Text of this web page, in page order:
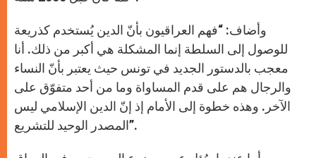
وأضاف: “فهم العراقيون بأنّ الدين يُستخدم كذريعة
للوصول إلى السلطة إنما المشكلة هي أكبر من ذلك. أنا
معجب بالدستور الجديد في تونس حيث يعتبر بأنّ النساء
والرجال هم على قدم المساواة وما من أحد متفوّق على
الآخر. وهذه خطوة إلى الأمام إذ إنّ الدين الإسلامي ليس
المصدر الوحيد للتشريع”.